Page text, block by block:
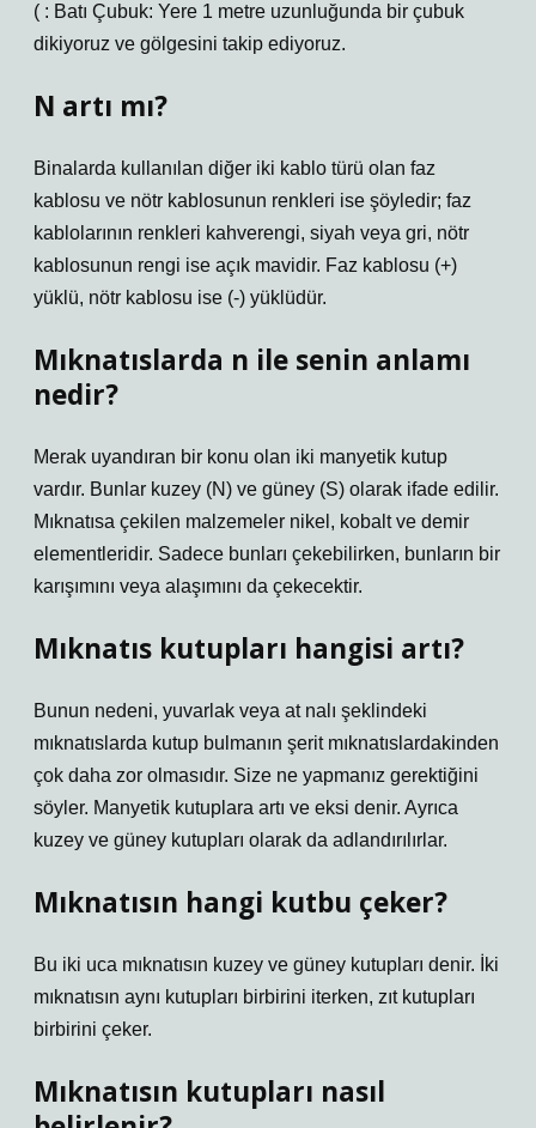
( : Batı Çubuk: Yere 1 metre uzunluğunda bir çubuk
dikiyoruz ve gölgesini takip ediyoruz.
N artı mı?
Binalarda kullanılan diğer iki kablo türü olan faz
kablosu ve nötr kablosunun renkleri ise şöyledir; faz
kablolarının renkleri kahverengi, siyah veya gri, nötr
kablosunun rengi ise açık mavidir. Faz kablosu (+)
yüklü, nötr kablosu ise (-) yüklüdür.
Mıknatıslarda n ile senin anlamı
nedir?
Merak uyandıran bir konu olan iki manyetik kutup
vardır. Bunlar kuzey (N) ve güney (S) olarak ifade edilir.
Mıknatısa çekilen malzemeler nikel, kobalt ve demir
elementleridir. Sadece bunları çekebilirken, bunların bir
karışımını veya alaşımını da çekecektir.
Mıknatıs kutupları hangisi artı?
Bunun nedeni, yuvarlak veya at nalı şeklindeki
mıknatıslarda kutup bulmanın şerit mıknatıslardakinden
çok daha zor olmasıdır. Size ne yapmanız gerektiğini
söyler. Manyetik kutuplara artı ve eksi denir. Ayrıca
kuzey ve güney kutupları olarak da adlandırılırlar.
Mıknatısın hangi kutbu çeker?
Bu iki uca mıknatısın kuzey ve güney kutupları denir. İki
mıknatısın aynı kutupları birbirini iterken, zıt kutupları
birbirini çeker.
Mıknatısın kutupları nasıl